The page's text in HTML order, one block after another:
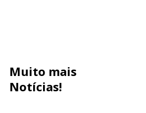
Muito mais
Notícias!